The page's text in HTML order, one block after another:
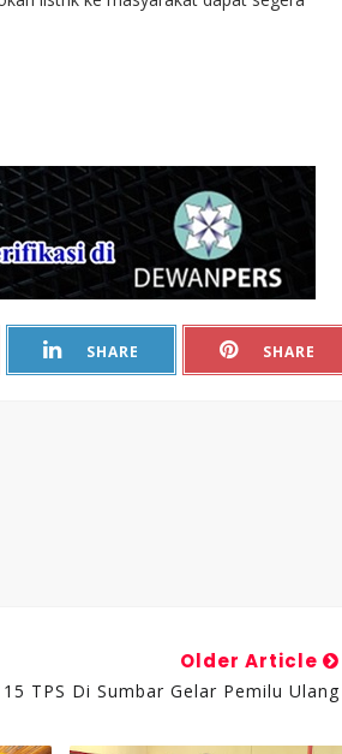
SHARE SHARE
Older Article
TPS Di Sumbar Gelar Pemilu Ulang